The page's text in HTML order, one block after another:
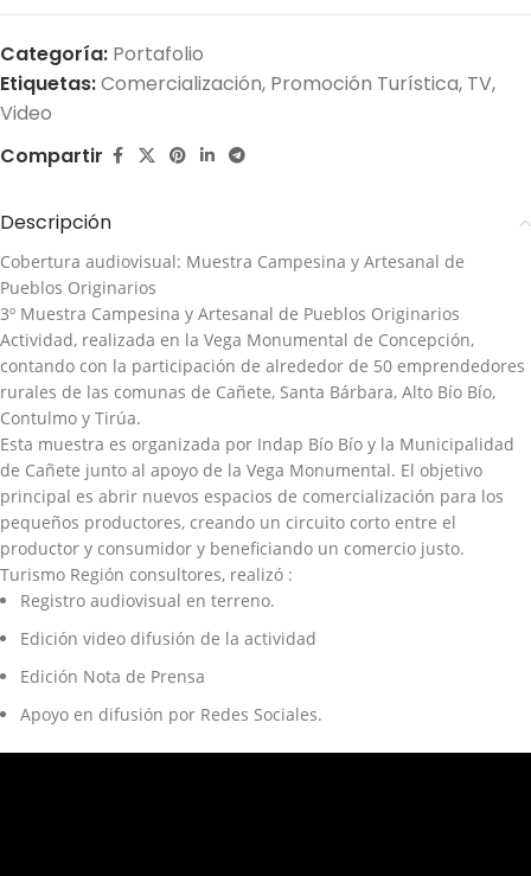
Categoría: Portafolio
Etiquetas:Comercialización, Promoción Turística, TV,
Video
Compartir
Descripción
Cobertura audiovisual: Muestra Campesina y Artesanal de
Pueblos Originarios
3º Muestra Campesina y Artesanal de Pueblos Originarios
Actividad, realizada en la Vega Monumental de Concepción,
contando con la participación de alrededor de 50 emprendedores
rurales de las comunas de Cañete, Santa Bárbara, Alto Bío Bío,
Contulmo y Tirúa.
Esta muestra es organizada por Indap Bío Bío y la Municipalidad
de Cañete junto al apoyo de la Vega Monumental. El objetivo
principal es abrir nuevos espacios de comercialización para los
pequeños productores, creando un circuito corto entre el
productor y consumidor y beneficiando un comercio justo.
Turismo Región consultores, realizó :
Registro audiovisual en terreno.
Edición video difusión de la actividad
Edición Nota de Prensa
Apoyo en difusión por Redes Sociales.